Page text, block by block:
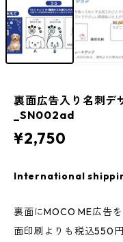
裏面広告入り名刺デ
_SN002ad
¥2,750
International
裏面にMOCO ME広告
面印刷よりも税込550